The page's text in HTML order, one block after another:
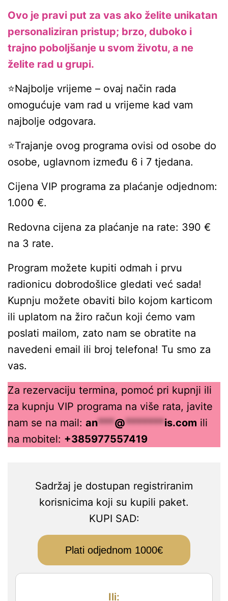
Ovo je pravi put za vas ako želite unikatan
personaliziran pristup; brzo, duboko i
trajno poboljšanje u svom životu, a ne
želite rad u grupi.
⭐Najbolje vrijeme – ovaj način rada
omogućuje vam rad u vrijeme kad vam
najbolje odgovara.
⭐Trajanje ovog programa ovisi od osobe do
osobe, uglavnom između 6 i 7 tjedana.
Cijena VIP programa za plaćanje odjednom:
1.000 €.
Redovna cijena za plaćanje na rate: 390 €
na 3 rate.
Program možete kupiti odmah i prvu
radionicu dobrodošlice gledati već sada!
Kupnju možete obaviti bilo kojom karticom
ili uplatom na žiro račun koji ćemo vam
poslati mailom, zato nam se obratite na
navedeni email ili broj telefona! Tu smo za
vas.
Za rezervaciju termina, pomoć pri kupnji ili
za kupnju VIP programa na više rata, javite
nam se na mail: an***@*******is.com ili
na mobitel: +385977557419
Sadržaj je dostupan registriranim
korisnicima koji su kupili paket.
KUPI SAD:
Plati odjednom 1000€
Ili: